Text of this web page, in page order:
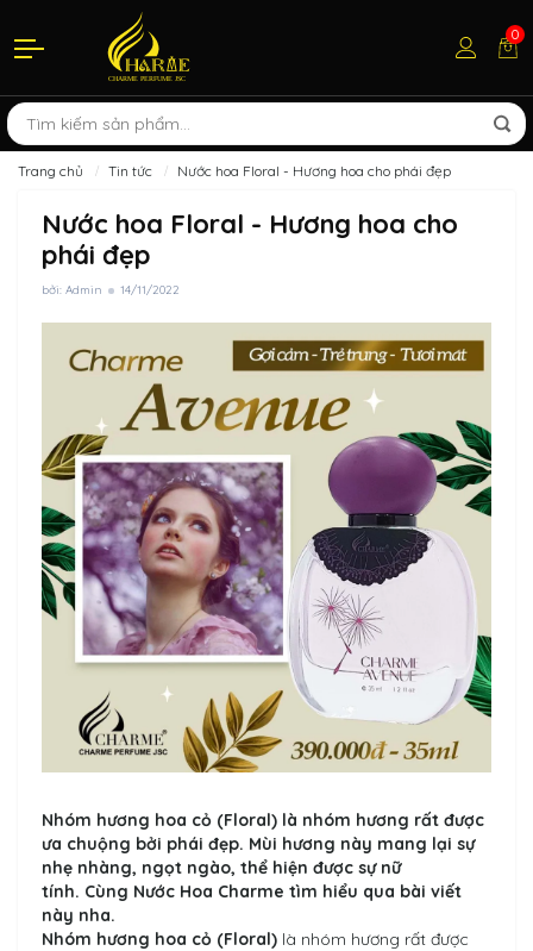
0
Trang chủ Tin tức Nước hoa Floral - Hương hoa cho phái đẹp
Nước hoa Floral - Hương hoa cho
phái đẹp
bởi: Admin 14/11/2022
Nhóm hương hoa cỏ (Floral) là nhóm hương rất được
ưa chuộng bởi phái đẹp. Mùi hương này mang lại sự
nhẹ nhàng, ngọt ngào, thể hiện được sự nữ
tính. Cùng Nước Hoa Charme tìm hiểu qua bài viết
này nha.
Nhóm hương hoa cỏ (Floral) là nhóm hương rất được